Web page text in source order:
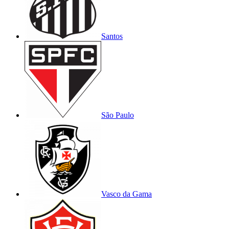
Santos
São Paulo
Vasco da Gama